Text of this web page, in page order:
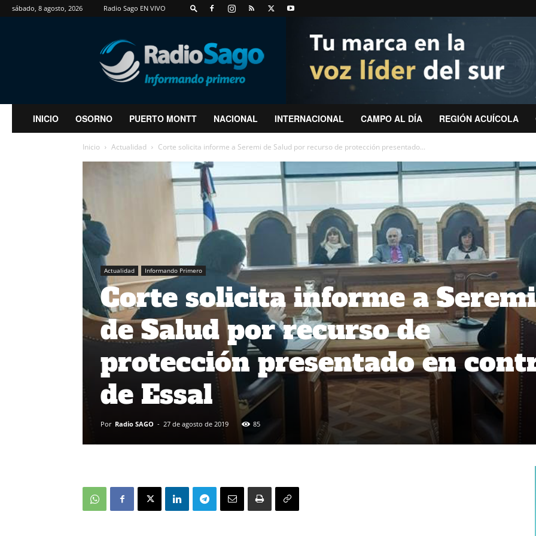
sábado, 8 agosto, 2026 Radio Sago EN VIVO
RadioSago
INICIO OSORNO PUERTO MONTT NACIONAL INTERNACIONAL CAMPO AL DÍA REGIÓN ACUÍCOLA
Inicio Actualidad Corte solicita informe a Seremi de Salud por recurso de protección presentado...
Actualidad Informando Primero
Corte solicita informe a Seremi
de Salud por recurso de
protección presentado en
de Essal
Por Radio SAGO - 27 de agosto de 2019 85